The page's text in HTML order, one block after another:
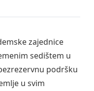
zajednice
sedištem u
podršku
u svim